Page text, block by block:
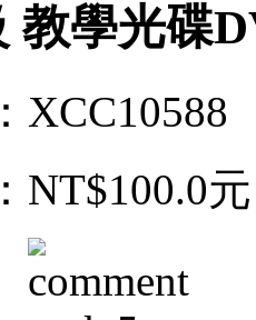
教學光碟
XCC10588
NT$100.0元